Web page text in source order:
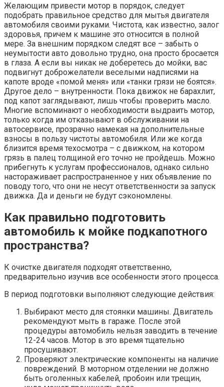
Желающим привести мотор в порядок, следует
подобрать правильное средство для мытья двигателя
автомобиля своими руками. Чистота, как известно, залог
здоровья, причем к машине это относится в полной
мере. За внешним порядком следят все – забыть о
неумытости авто довольно трудно, она просто бросается
в глаза. А если вы никак не доберетесь до мойки, вас
подвигнут доброжелатели веселыми надписями на
капоте вроде «помой меня» или «танки грязи не боятся».
Другое дело – внутренности. Пока движок не барахлит,
под капот заглядывают, лишь чтобы проверить масло.
Многие вспоминают о необходимости выдраить мотор,
только когда им отказывают в обслуживании на
автосервисе, прозрачно намекая на дополнительные
взносы в пользу чистоты автомобиля. Или же когда
близится время техосмотра – с движком, на котором
грязь в палец толщиной его точно не пройдешь. Можно
прибегнуть к услугам профессионалов, однако сильно
настораживает распространенное у них объявление по
поводу того, что они не несут ответственности за запуск
движка. Да и деньги не будут сэкономлены.
Как правильно подготовить
автомобиль к мойке подкапотного
пространства?
К очистке двигателя подходят ответственно,
предварительно изучив все особенности этого процесса.
В период подготовки выполняют следующие действия:
Выбирают место для стоянки машины. Двигатель
рекомендуют мыть в гараже. После этой
процедуры автомобиль нельзя заводить в течение
12-24 часов. Мотор в это время тщательно
просушивают.
Проверяют электрические компоненты на наличие
повреждений. В моторном отделении не должно
быть оголенных кабелей, пробоин или трещин,